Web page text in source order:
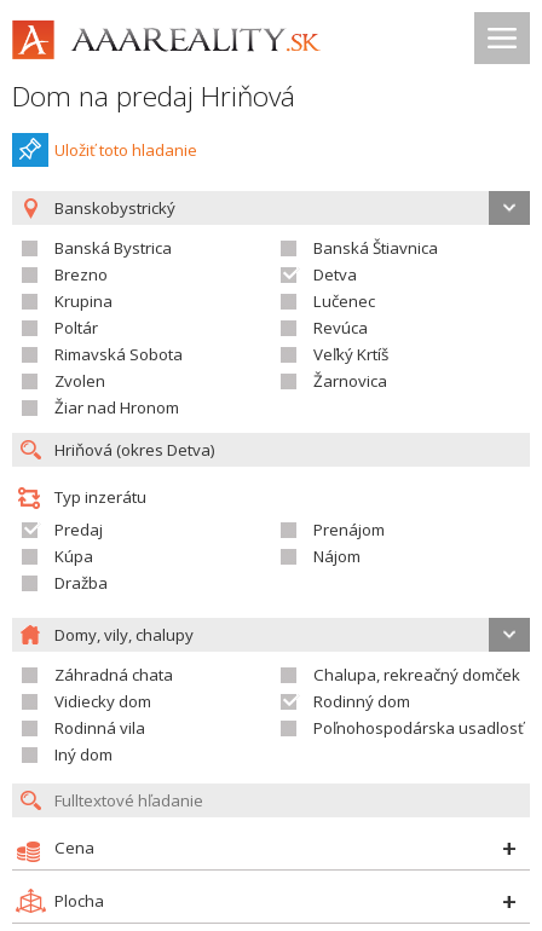
Dom na predaj Hriňová
Uložiť toto hladanie
Banskobystrický
Banská Bystrica
Banská Štiavnica
Brezno
Detva
Krupina
Lučenec
Poltár
Revúca
Rimavská Sobota
Veľký Krtíš
Zvolen
Žarnovica
Žiar nad Hronom
Typ inzerátu
Predaj
Prenájom
Kúpa
Nájom
Dražba
Domy, vily, chalupy
Záhradná chata
Chalupa, rekreačný domček
Vidiecky dom
Rodinný dom
Rodinná vila
Poľnohospodárska usadlosť
Iný dom
Cena
Plocha